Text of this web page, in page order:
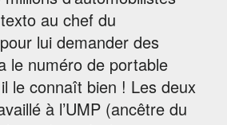
au chef du
lui demander des
le numéro de portable
le connaît bien ! Les deux
à l’UMP (ancêtre du